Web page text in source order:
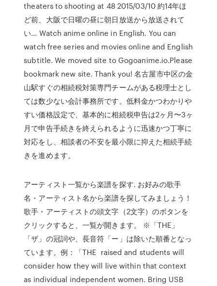
theaters to shooting at 48 2015/03/10 約14年ほ
ど前、大阪で日曜の昼に朝日放送から放送されて
い… Watch anime online in English. You can
watch free series and movies online and English
subtitle. We moved site to Gogoanime.io.Please
bookmark new site. Thank you! 名古屋市中区の金
山駅すぐの相続税対策専門チームがある税理士とし
ては数少ない会計事務所です。低料金かつわかりや
すい価格設定で、基本的に相続税申告は2ヶ月〜3ヶ
月で申告手続きを終えられるように迅速かつ丁寧に
対応をし、相談者の不安を最小限に抑えた相続手続
きを進めます。
アーティスト一覧から楽譜を探す. お好みの歌手
名・アーティスト名から楽譜を探してみましょう！
歌手・アーティストの頭文字（2文字）のボタンを
クリックすると、一覧が開きます。 ※「THE」
「ザ」の冠詞や、長音符「ー」は除いた順番となっ
ています。例：「THE raised and students will
consider how they will live within that context
as individual independent women. Bring USB